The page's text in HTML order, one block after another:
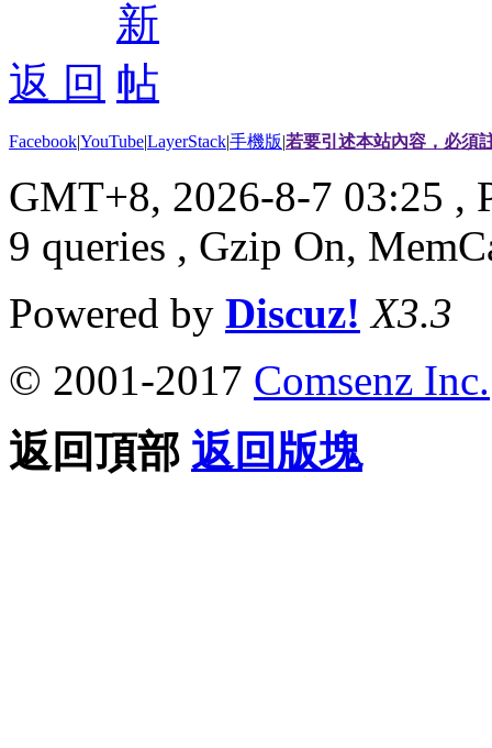
返 回
Facebook|YouTube|LayerStack|手機版|若要引述本站內容，必須
GMT+8, 2026-8-7 03:25 ,
9 queries , Gzip On,
Powered by Discuz! X3.3
© 2001-2017 Comsenz Inc.
返回頂部 返回版塊